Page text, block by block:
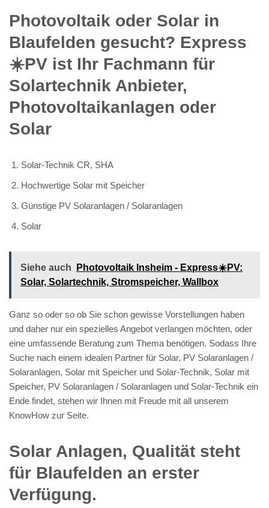
Photovoltaik oder Solar in
Blaufelden gesucht? Express
☀️PV️ ist Ihr Fachmann für
Solartechnik Anbieter,
Photovoltaikanlagen oder
Solar
Solar-Technik CR, SHA
Hochwertige Solar mit Speicher
Günstige PV Solaranlagen / Solaranlagen
Solar
Siehe auch
Photovoltaik Insheim - Express☀️PV️:
Solar, Solartechnik, Stromspeicher, Wallbox
Ganz so oder so ob Sie schon gewisse Vorstellungen haben
und daher nur ein spezielles Angebot verlangen möchten, oder
eine umfassende Beratung zum Thema benötigen. Sodass Ihre
Suche nach einem idealen Partner für Solar, PV Solaranlagen /
Solaranlagen, Solar mit Speicher und Solar-Technik, Solar mit
Speicher, PV Solaranlagen / Solaranlagen und Solar-Technik ein
Ende findet, stehen wir Ihnen mit Freude mit all unserem
KnowHow zur Seite.
Solar Anlagen, Qualität steht
für Blaufelden an erster
Verfügung.